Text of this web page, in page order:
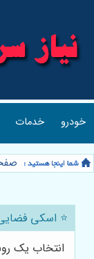
خودرو خدمات
⭐️ اسکی
انتخاب یک